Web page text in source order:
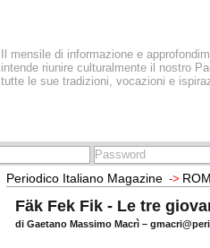
Il mensile di informazione e
intende riunire culturalmente il nostro
tutte le sue tradizioni, vocazioni e
Periodico Italiano Magazine ->
Fäk Fek Fik - Le tre
di Gaetano Massimo Macrì –